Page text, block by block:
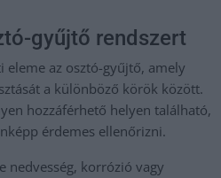
gyűjtő rendszert
az osztó-gyűjtő, amely
a különböző körök között.
hozzáférhető helyen található,
érdemes ellenőrizni.
nedvesség, korrózió vagy